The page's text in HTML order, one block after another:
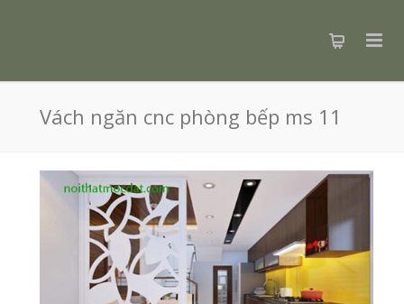
Vách ngăn cnc phòng bếp ms 11